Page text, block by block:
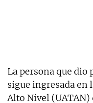
La persona que
sigue ingresada en
Alto Nivel